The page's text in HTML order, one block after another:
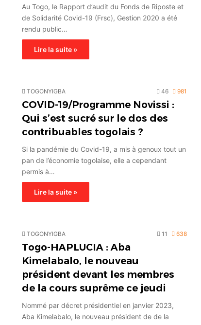
Au Togo, le Rapport d’audit du Fonds de Riposte et
de Solidarité Covid-19 (Frsc), Gestion 2020 a été
rendu public…
Lire la suite »
TOGONYIGBA 46 981
COVID-19/Programme Novissi :
Qui s’est sucré sur le dos des
contribuables togolais ?
Si la pandémie du Covid-19, a mis à genoux tout un
pan de l’économie togolaise, elle a cependant
permis à…
Lire la suite »
TOGONYIGBA 11 638
Togo-HAPLUCIA : Aba
Kimelabalo, le nouveau
président devant les membres
de la cours suprême ce jeudi
Nommé par décret présidentiel en janvier 2023,
Aba Kimelabalo, le nouveau président de de la